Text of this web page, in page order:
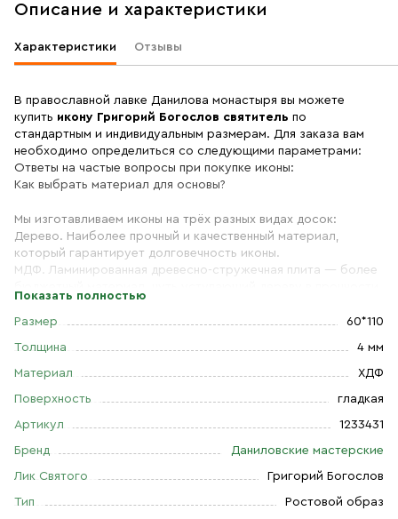
Описание и характеристики
Характеристики Отзывы
В православной лавке Данилова монастыря вы можете
купить икону Григорий Богослов святитель по
стандартным и индивидуальным размерам. Для заказа вам
необходимо определиться со следующими параметрами:
Ответы на частые вопросы при покупке иконы:
Как выбрать материал для основы?
Мы изготавливаем иконы на трёх разных видах досок:
Дерево. Наиболее прочный и качественный материал,
который гарантирует долговечность иконы.
МДФ. Ламинированная древесно-стружечная плита — более
самостоятельно выбрать ширину МДФ в зависимости от
ХДФ. Древесноволокнистая плита высокой плотности
используется для создания небольших икон, так как толщина
или ставить на рабочий стол, они будут намного
качественнее бумажных изображений, и при этом не займут
Показать полностью
Размер 60*110
Толщина 4 мм
Материал ХДФ
Поверхность гладкая
Артикул 1233431
Бренд Даниловские мастерские
Лик Святого Григорий Богослов
Тип Ростовой образ